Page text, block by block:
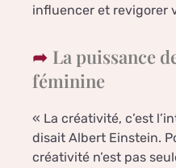
influencer et revigorer
La puissance
féminine
« La créativité, c’est
disait Albert Einstein.
créativité n’est pas